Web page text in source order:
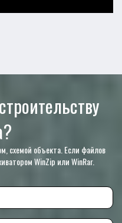
схемой объекта. Если файлов
WinZip или WinRar.